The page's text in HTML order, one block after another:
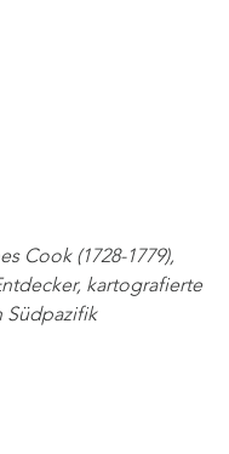
Cook (1728-1779),
kartografierte
Südpazifik